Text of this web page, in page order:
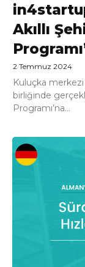
Akıllı
2 Temmuz 2024
Kuluçka
birliğinde
Programı’na...